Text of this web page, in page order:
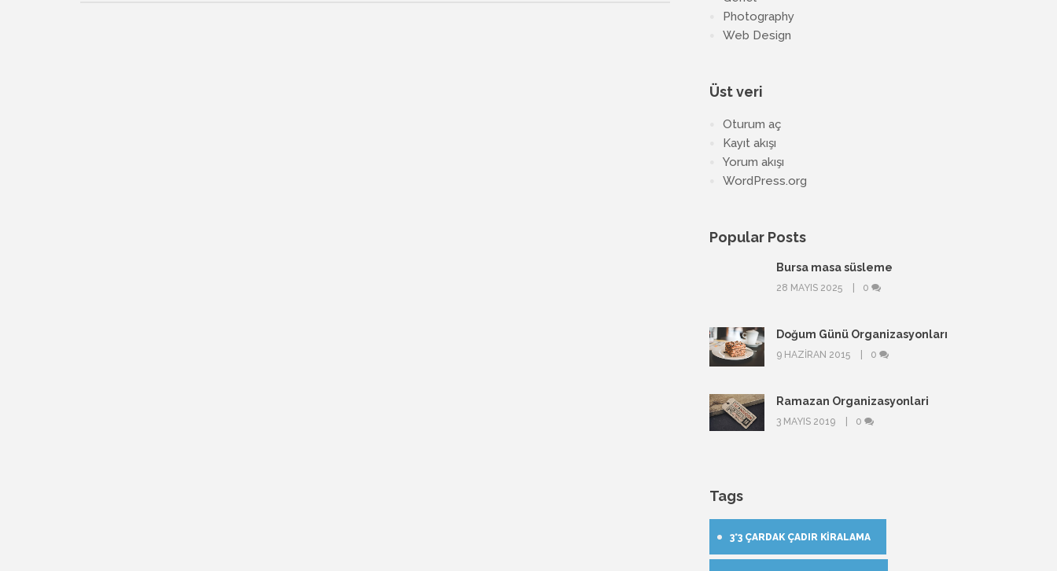
Photography
Web Design
Üst veri
Oturum aç
Kayıt akışı
Yorum akışı
WordPress.org
Popular Posts
Bursa masa süsleme
28 MAYIS 2025 0
Doğum Günü Organizasyonları
9 HAZIRAN 2015 0
Ramazan Organizasyonlari
3 MAYIS 2019 0
Tags
3*3 ÇARDAK ÇADIR KIRALAMA